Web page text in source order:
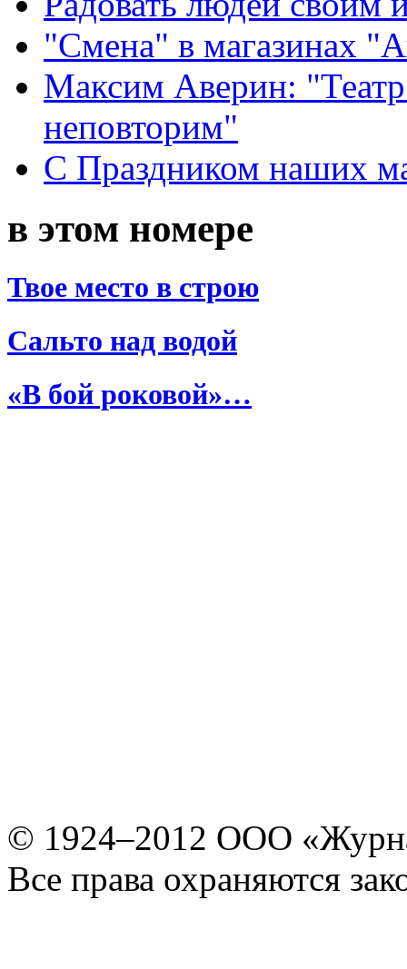
"Смена" в магазинах
Максим Аверин:
неповторим"
С Праздником наших
в этом номере
Твое место в строю
Сальто над водой
«В бой роковой»…
© 1924–2012 ООО
Все права охраняются